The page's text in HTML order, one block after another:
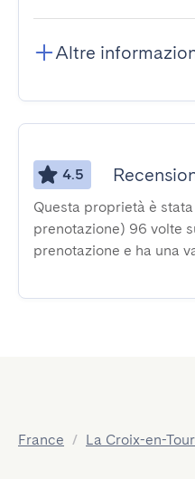
Altre
4.5
Questa proprietà è
prenotazione) 96 volte
prenotazione e ha una
France / La Croix-en-